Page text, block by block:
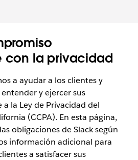
con la privacidad
a ayudar a los clientes y
y ejercer sus
la Ley de Privacidad del
(CCPA). En esta página,
obligaciones de Slack según
información adicional para
a satisfacer sus